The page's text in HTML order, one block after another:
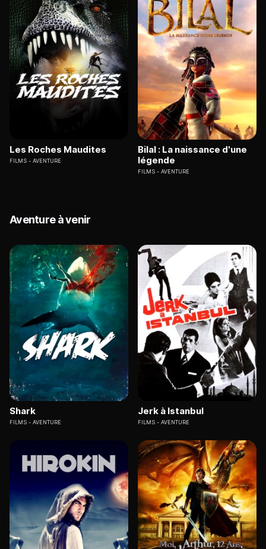
Les Roches Maudites
FILMS AVENTURE
Bilal : La naissance d'une
légende
FILMS AVENTURE
Aventure à venir
Shark
FILMS AVENTURE
Jerk à Istanbul
FILMS AVENTURE